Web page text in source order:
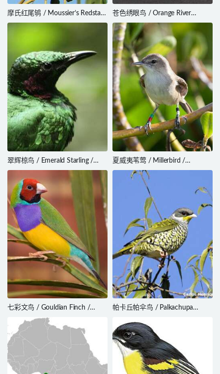
摩氏红尾鸲 / Moussier’s Redstart
/ Phoenicurus moussieri
苍色绣眼鸟 / Orange River
White-eye / Zosterops pallidus
翠辉椋鸟 / Emerald Starling /
Lamprotornis iris
夏威夷苇莺 / Millerbird /
Acrocephalus familiaris
七彩文鸟 / Gouldian Finch /
Chloebia gouldiae
帕卡丘帕伞鸟 / Palkachupa